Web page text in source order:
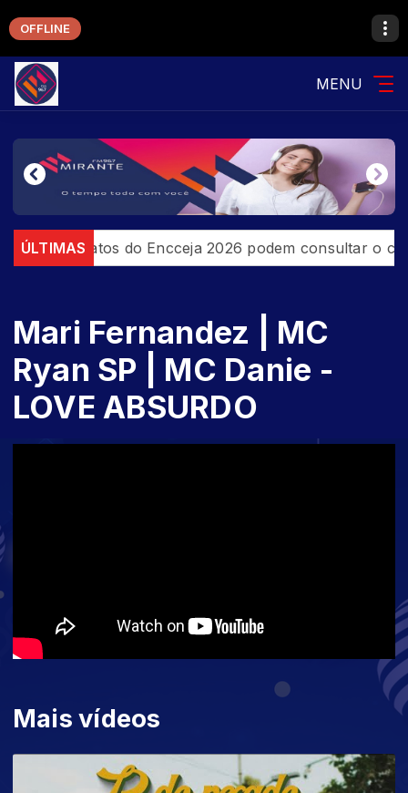
OFFLINE
MENU
ÚLTIMAS
Candidatos do Encceja 2026 podem consultar o
Mari Fernandez | MC
Ryan SP | MC Danie -
LOVE ABSURDO
Mais vídeos